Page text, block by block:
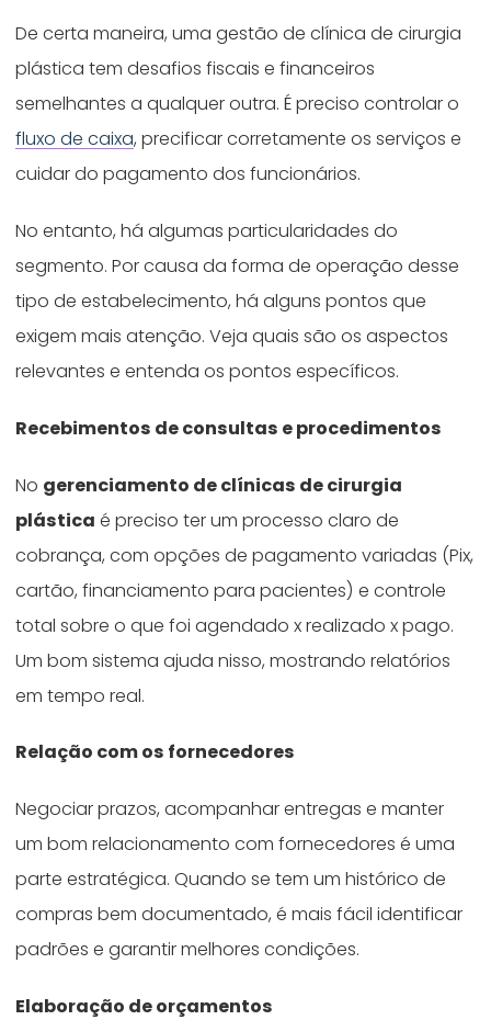
De certa maneira, uma gestão de clínica de cirurgia
plástica tem desafios fiscais e financeiros
semelhantes a qualquer outra. É preciso controlar o
fluxo de caixa, precificar corretamente os serviços e
cuidar do pagamento dos funcionários.
No entanto, há algumas particularidades do
segmento. Por causa da forma de operação desse
tipo de estabelecimento, há alguns pontos que
exigem mais atenção. Veja quais são os aspectos
relevantes e entenda os pontos específicos.
Recebimentos de consultas e procedimentos
No gerenciamento de clínicas de cirurgia
plástica é preciso ter um processo claro de
cobrança, com opções de pagamento variadas (Pix,
cartão, financiamento para pacientes) e controle
total sobre o que foi agendado x realizado x pago.
Um bom sistema ajuda nisso, mostrando relatórios
em tempo real.
Relação com os fornecedores
Negociar prazos, acompanhar entregas e manter
um bom relacionamento com fornecedores é uma
parte estratégica. Quando se tem um histórico de
compras bem documentado, é mais fácil identificar
padrões e garantir melhores condições.
Elaboração de orçamentos